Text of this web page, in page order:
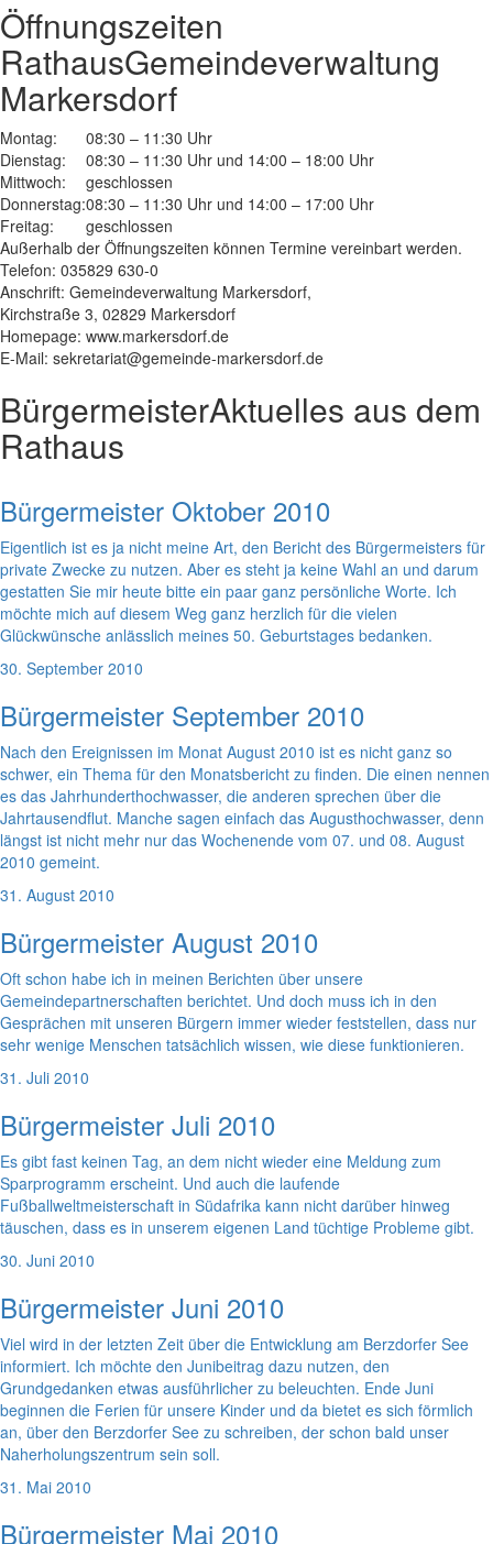
Öffnungszeiten
RathausGemeindeverwaltung
Markersdorf
Montag:
08:30 – 11:30 Uhr
Dienstag:
08:30 – 11:30 Uhr und 14:00 – 18:00 Uhr
Mittwoch:
geschlossen
Donnerstag:08:30 – 11:30 Uhr und 14:00 – 17:00 Uhr
Freitag:
geschlossen
Außerhalb der Öffnungszeiten können Termine vereinbart werden.
Telefon: 035829 630-0
Anschrift: Gemeindeverwaltung Markersdorf,
Kirchstraße 3, 02829 Markersdorf
Homepage: www.markersdorf.de
E-Mail: sekretariat@gemeinde-markersdorf.de
BürgermeisterAktuelles aus dem
Rathaus
Bürgermeister Oktober 2010
Eigentlich ist es ja nicht meine Art, den Bericht des Bürgermeisters für
private Zwecke zu nutzen. Aber es steht ja keine Wahl an und darum
gestatten Sie mir heute bitte ein paar ganz persönliche Worte. Ich
möchte mich auf diesem Weg ganz herzlich für die vielen
Glückwünsche anlässlich meines 50. Geburtstages bedanken.
30. September 2010
Bürgermeister September 2010
Nach den Ereignissen im Monat August 2010 ist es nicht ganz so
schwer, ein Thema für den Monatsbericht zu finden. Die einen nennen
es das Jahrhunderthochwasser, die anderen sprechen über die
Jahrtausendflut. Manche sagen einfach das Augusthochwasser, denn
längst ist nicht mehr nur das Wochenende vom 07. und 08. August
2010 gemeint.
31. August 2010
Bürgermeister August 2010
Oft schon habe ich in meinen Berichten über unsere
Gemeindepartnerschaften berichtet. Und doch muss ich in den
Gesprächen mit unseren Bürgern immer wieder feststellen, dass nur
sehr wenige Menschen tatsächlich wissen, wie diese funktionieren.
31. Juli 2010
Bürgermeister Juli 2010
Es gibt fast keinen Tag, an dem nicht wieder eine Meldung zum
Sparprogramm erscheint. Und auch die laufende
Fußballweltmeisterschaft in Südafrika kann nicht darüber hinweg
täuschen, dass es in unserem eigenen Land tüchtige Probleme gibt.
30. Juni 2010
Bürgermeister Juni 2010
Viel wird in der letzten Zeit über die Entwicklung am Berzdorfer See
informiert. Ich möchte den Junibeitrag dazu nutzen, den
Grundgedanken etwas ausführlicher zu beleuchten. Ende Juni
beginnen die Ferien für unsere Kinder und da bietet es sich förmlich
an, über den Berzdorfer See zu schreiben, der schon bald unser
Naherholungszentrum sein soll.
31. Mai 2010
Bürgermeister Mai 2010